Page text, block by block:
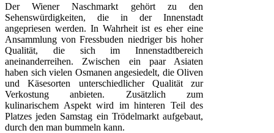
Der Wiener Naschmarkt gehört zu den
Sehenswürdigkeiten, die in der Innenstadt
angepriesen werden. In Wahrheit ist es eher eine
Ansammlung von Fressbuden niedriger bis hoher
Qualität, die sich im Innenstadtbereich
aneinanderreihen. Zwischen ein paar Asiaten
haben sich vielen Osmanen angesiedelt, die Oliven
und Käsesorten unterschiedlicher Qualität zur
Verkostung anbieten. Zusätzlich zum
kulinarischem Aspekt wird im hinteren Teil des
Platzes jeden Samstag ein Trödelmarkt aufgebaut,
durch den man bummeln kann.